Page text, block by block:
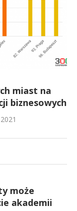
miast na
biznesowych
może
akademii